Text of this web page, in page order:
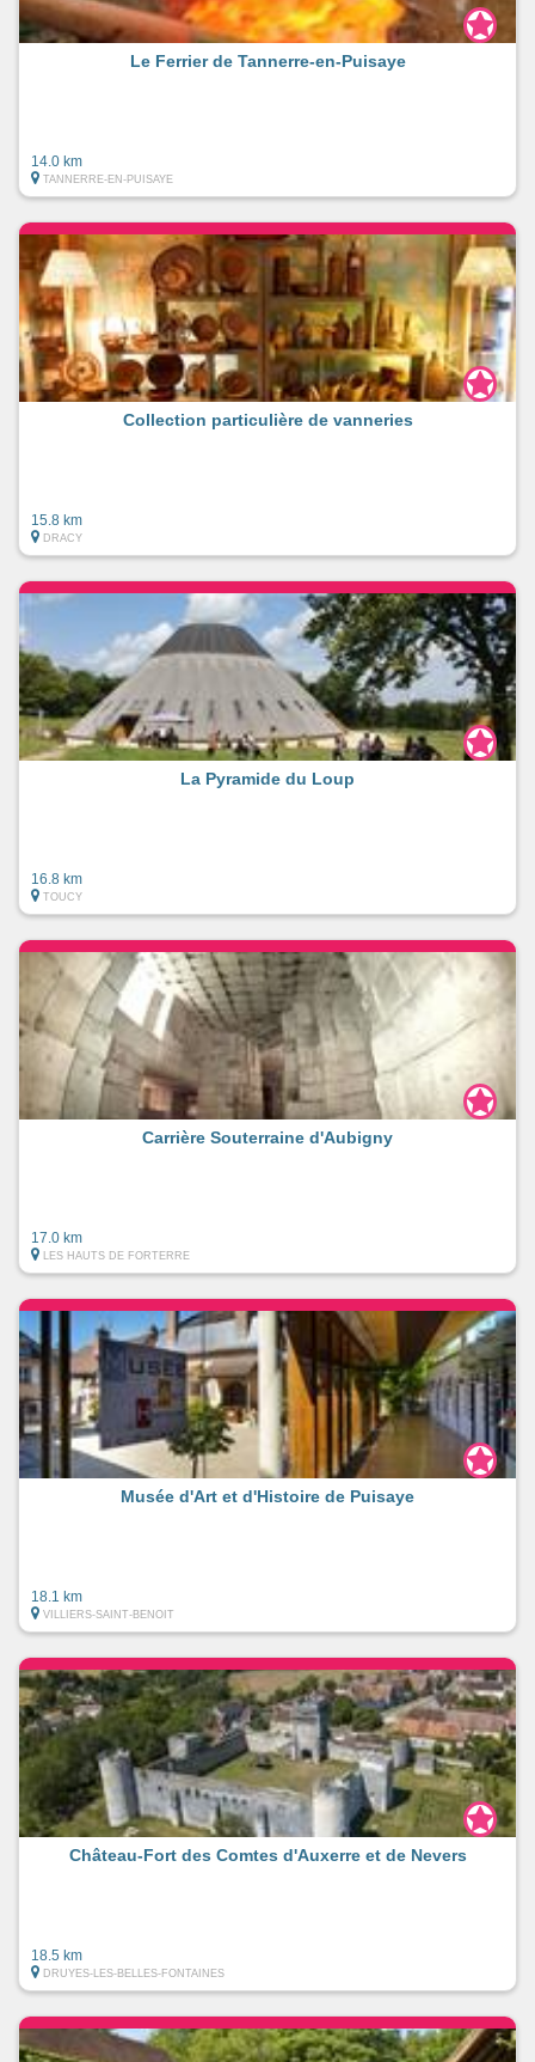
Le Ferrier de Tannerre-en-Puisaye
14.0 km
TANNERRE-EN-PUISAYE
Collection particulière de vanneries
15.8 km
DRACY
La Pyramide du Loup
16.8 km
TOUCY
Carrière Souterraine d'Aubigny
17.0 km
LES HAUTS DE FORTERRE
Musée d'Art et d'Histoire de Puisaye
18.1 km
VILLIERS-SAINT-BENOIT
Château-Fort des Comtes d'Auxerre et de Nevers
18.5 km
DRUYES-LES-BELLES-FONTAINES